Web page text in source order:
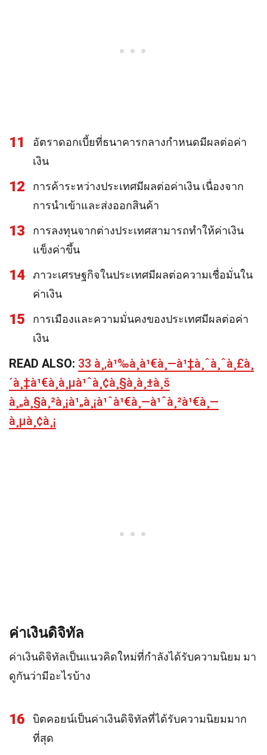
11
อัตราดอกเบี้ยที่ธนาคารกลางกำหนดมีผลต่อค่า
เงิน
12
การค้าระหว่างประเทศมีผลต่อค่าเงิน เนื่องจาก
การนำเข้าและส่งออกสินค้า
13
การลงทุนจากต่างประเทศสามารถทำให้ค่าเงิน
แข็งค่าขึ้น
14
ภาวะเศรษฐกิจในประเทศมีผลต่อความเชื่อมั่นใน
ค่าเงิน
15
การเมืองและความมั่นคงของประเทศมีผลต่อค่า
เงิน
READ ALSO: 33 à¸‚à¹‰à¸­à¹€à¸—à¹‡à¸ˆà¸ˆà¸£à¸
´à¸‡à¹€à¸à¸µà¹ˆà¸¢à¸§à¸à¸±à¸š
à¸„à¸§à¸²à¸¡à¹„à¸¡à¹ˆà¹€à¸—à¹ˆà¸²à¹€à¸—
à¸µà¸¢à¸¡
ค่าเงินดิจิทัล
ค่าเงินดิจิทัลเป็นแนวคิดใหม่ที่กำลังได้รับความนิยม มา
ดูกันว่ามีอะไรบ้าง
16
บิตคอยน์เป็นค่าเงินดิจิทัลที่ได้รับความนิยมมาก
ที่สุด